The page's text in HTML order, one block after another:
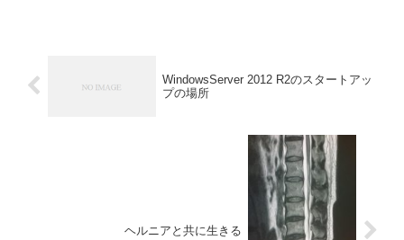
WindowsServer 2012 R2のスタートアッ
プの場所
ヘルニアと共に生きる